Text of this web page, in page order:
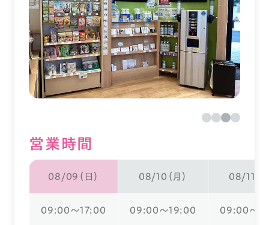
営業時間
08/09（日） 08/10（月） 08/11（
09:00～17:00 09:00～19:00 09:00～